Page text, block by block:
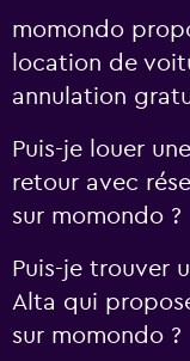
momondo
location de
annulation
Puis-je louer
retour avec
sur momondo ?
Puis-je trouver
Alta qui
sur momondo ?